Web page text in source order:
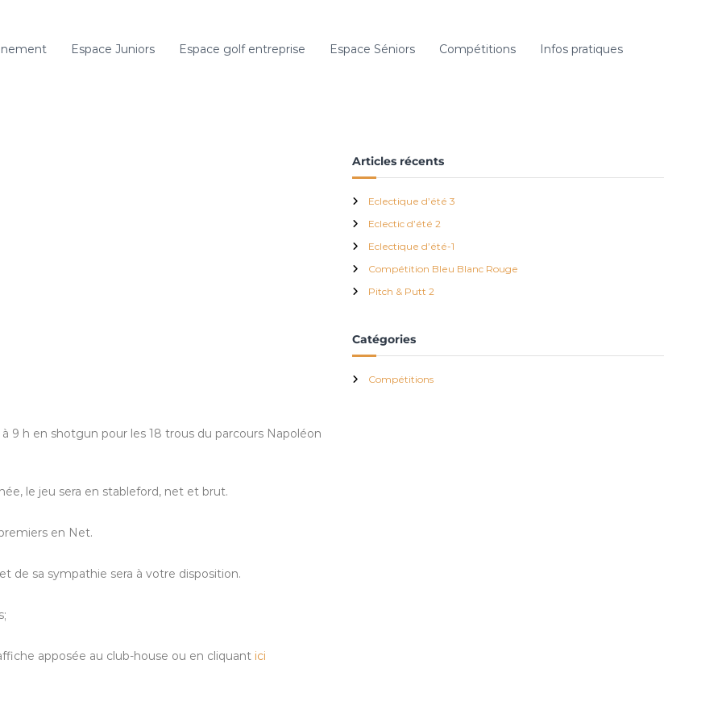
Espace Juniors Espace golf entreprise Espace Séniors Compétitions Infos pratiques
9 h en shotgun pour les 18 trous du parcours Napoléon
le jeu sera en stableford, net et brut.
en Net.
de sa sympathie sera à votre disposition.
apposée au club-house ou en cliquant ici
Articles récents
Eclectique d’été 3
Eclectic d’été 2
Eclectique d’été-1
Compétition Bleu Blanc Rouge
Pitch & Putt 2
Catégories
Compétitions